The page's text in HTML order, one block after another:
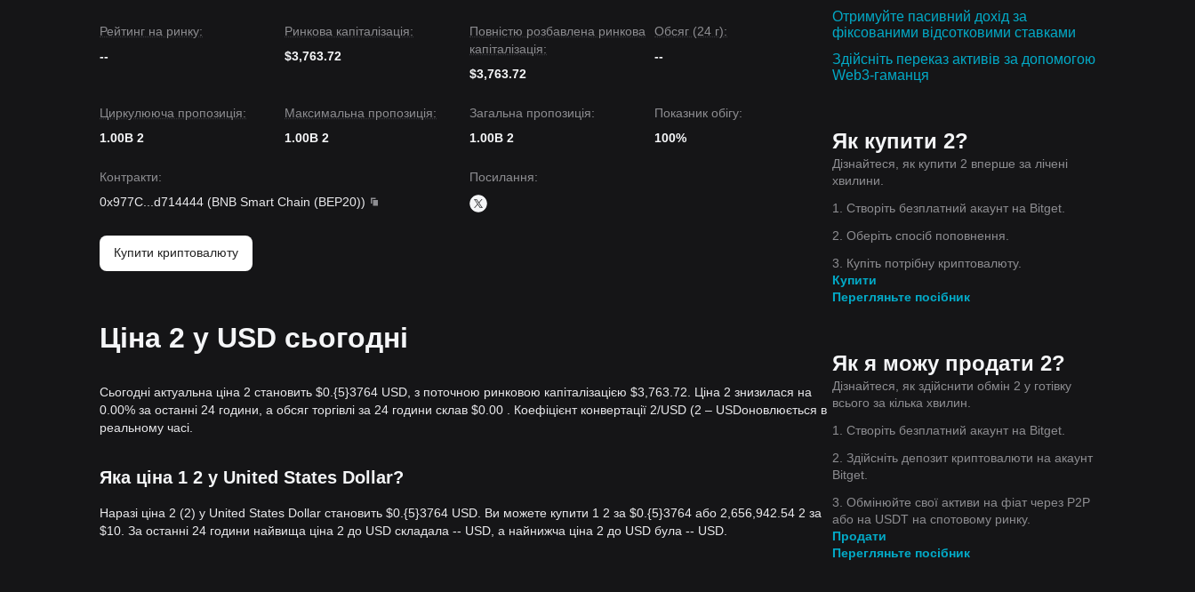
Рейтинг на ринку:
--
Ринкова капіталізація:
$3,763.72
Повністю розбавлена ринкова
капіталізація:
$3,763.72
Обсяг (24 г):
--
Циркулююча пропозиція:
1.00B 2
Максимальна пропозиція:
1.00B 2
Загальна пропозиція:
1.00B 2
Показник обігу:
100%
Контракти:
0x977C
d714444 (BNB Smart Chain (BEP20))
Посилання:
Купити криптовалюту
Ціна 2 у USD сьогодні
Сьогодні актуальна ціна 2 становить $0.{​5}3764 USD, з поточною ринковою капіталізацією $3,763.72. Ціна 2 знизилася на
0.00% за останні 24 години, а обсяг торгівлі за 24 години склав $0.00 . Коефіцієнт конвертації 2/USD (2 – USDоновлюється в
реальному часі.
Яка ціна 1 2 у United States Dollar?
Наразі ціна 2 (2) у United States Dollar становить $0.{​5}3764 USD. Ви можете купити 1 2 за $0.{​5}3764 або 2,656,942.54 2 за
$10. За останні 24 години найвища ціна 2 до USD складала -- USD, а найнижча ціна 2 до USD була -- USD.
Отримуйте пасивний дохід за
фіксованими відсотковими ставками
Здійсніть переказ активів за допомогою
Web3-гаманця
Як купити 2?
Дізнайтеся, як купити 2 вперше за лічені
хвилини.
1. Створіть безплатний акаунт на Bitget.
2. Оберіть спосіб поповнення.
3. Купіть потрібну криптовалюту.
Купити
Перегляньте посібник
Як я можу продати 2?
Дізнайтеся, як здійснити обмін 2 у готівку
всього за кілька хвилин.
1. Створіть безплатний акаунт на Bitget.
2. Здійсніть депозит криптовалюти на акаунт
Bitget.
3. Обмінюйте свої активи на фіат через P2P
або на USDT на спотовому ринку.
Продати
Перегляньте посібник